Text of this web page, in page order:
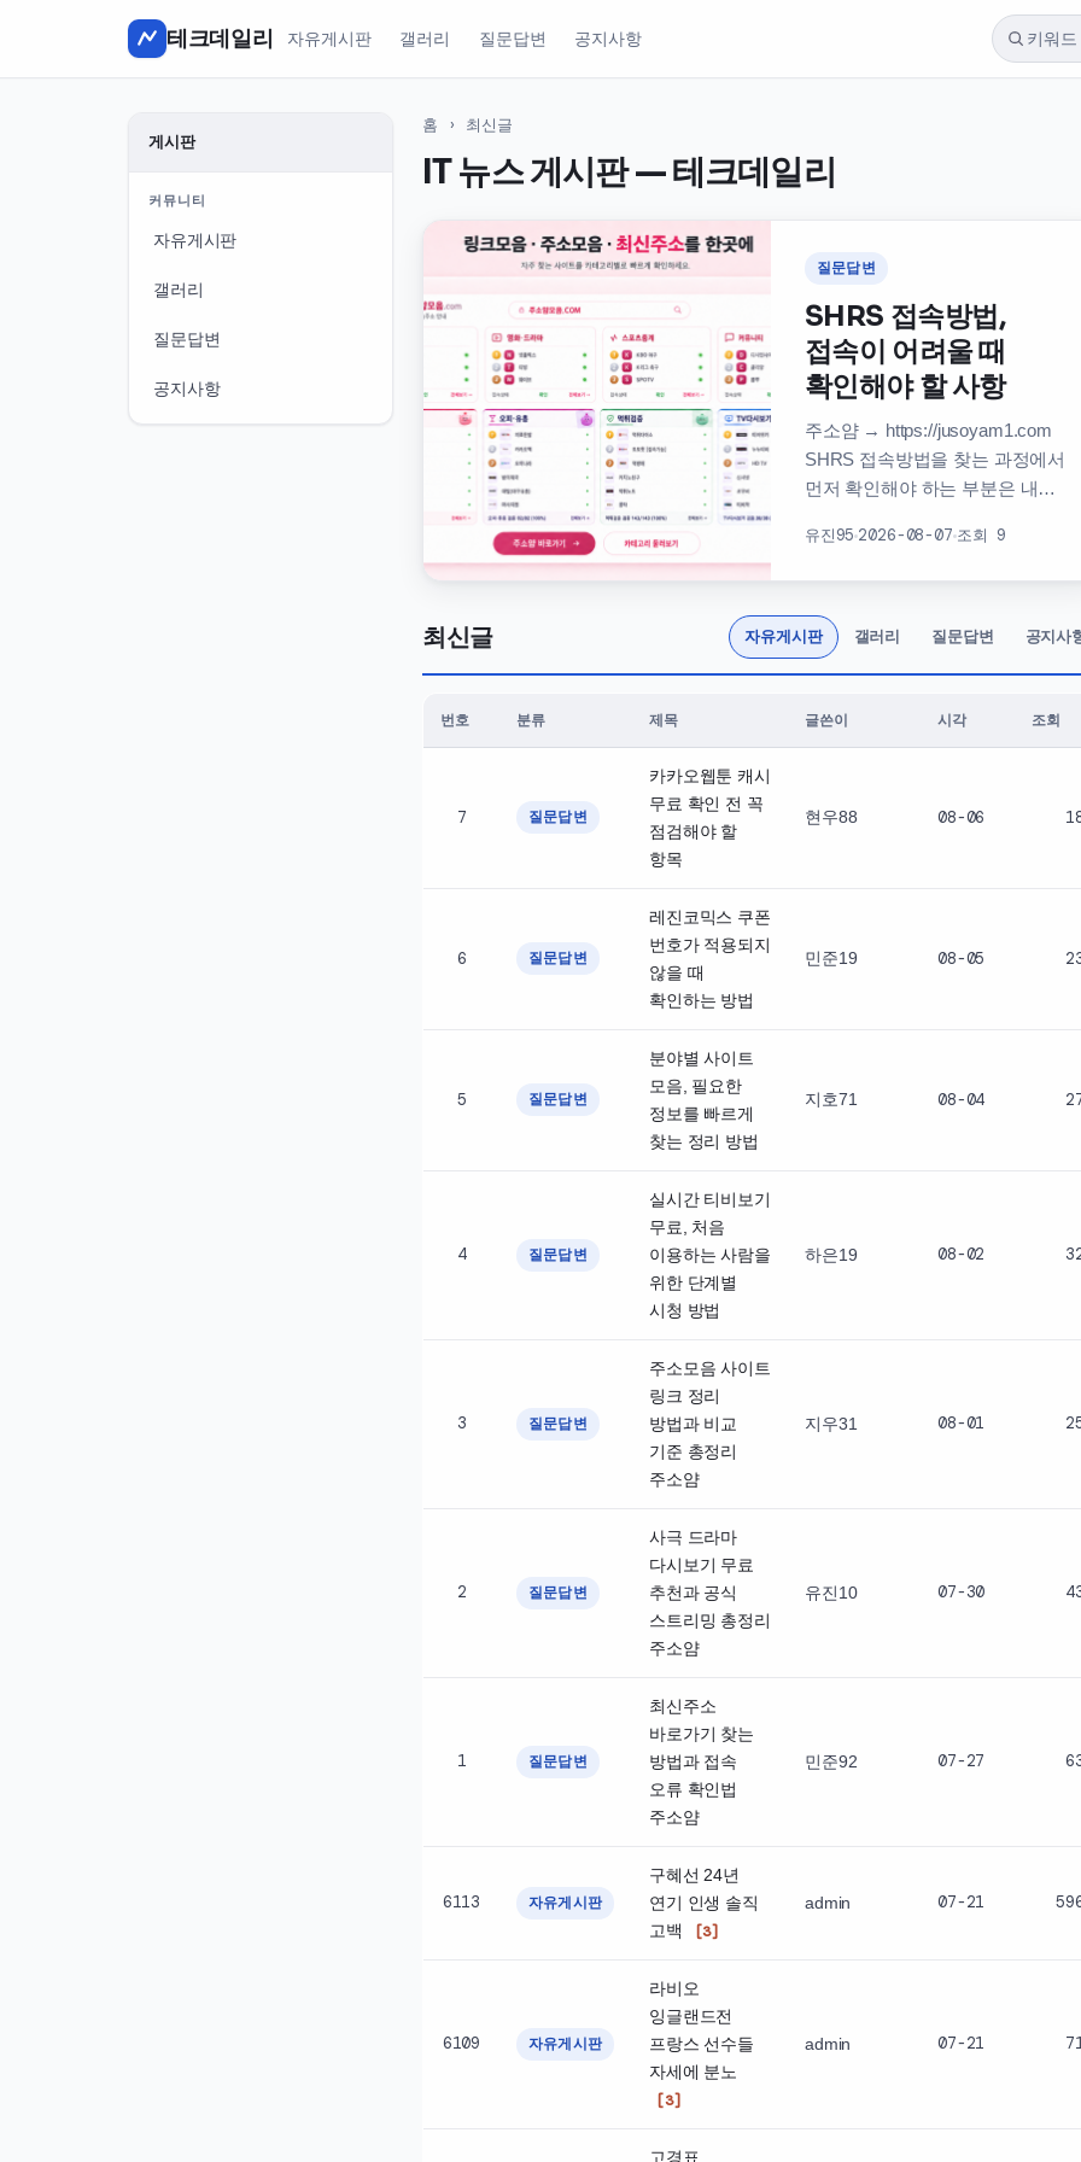
테크데일리 자유게시판 갤러리 질문답변 공지사항
게시판
커뮤니티
자유게시판
갤러리
질문답변
공지사항
홈 › 최신글
IT 뉴스 게시판 — 테크데일리
질문답변
SHRS 접속방법,
접속이 어려울 때
확인해야 할 사항
주소얌 → https://jusoyam1.com
SHRS 접속방법을 찾는 과정에서
먼저 확인해야 하는 부분은 내가
의미하는지입니다. 검색
약어로 …
유진95 2026-08-07 조회 9
최신글 자유게시판 갤러리 질문답변 공지사
번호 분류 제목 글쓴이 시각 조회
7 질문답변
카카오웹툰 캐시
무료 확인 전 꼭
점검해야 할
항목
현우88 08-06
6 질문답변
레진코믹스 쿠폰
번호가 적용되지
않을 때
확인하는 방법
민준19 08-05
5 질문답변
분야별 사이트
모음, 필요한
정보를 빠르게
찾는 정리 방법
지호71 08-04
4 질문답변
실시간 티비보기
무료, 처음
이용하는 사람을
위한 단계별
시청 방법
하은19 08-02
3 질문답변
주소모음 사이트
링크 정리
방법과 비교
기준 총정리
주소얌
지우31 08-01
2 질문답변
사극 드라마
다시보기 무료
추천과 공식
스트리밍 총정리
주소얌
유진10 07-30
1 질문답변
최신주소
바로가기 찾는
방법과 접속
오류 확인법
주소얌
민준92 07-27
6113 자유게시판
구혜선 24년
연기 인생 솔직
고백
[3]
admin 07-21
6109 자유게시판
라비오
잉글랜드전
프랑스 선수들
자세에 분노
[3]
admin 07-21
고경표